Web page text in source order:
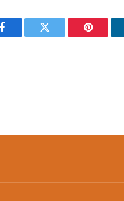
Facebook Twitter Pinterest